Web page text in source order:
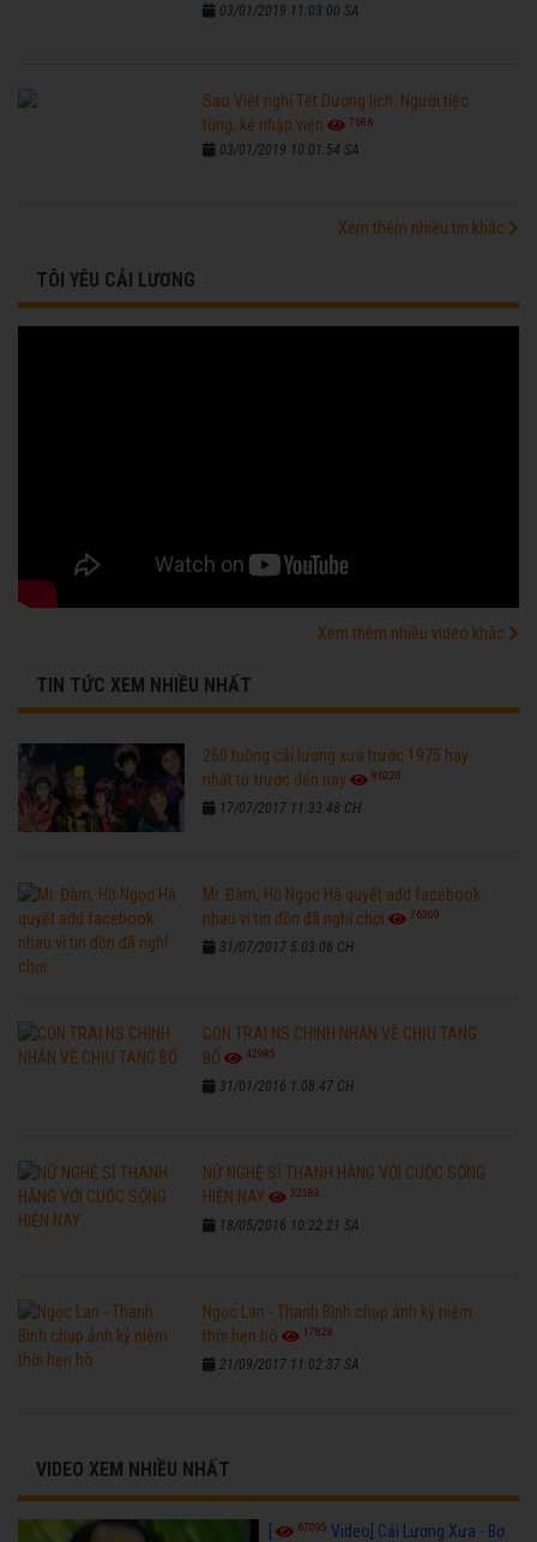
03/01/2019 11:03:00 SA
Sao Việt nghỉ Tết Dương lịch: Người tiệc
tùng, kẻ nhập viện
7686
03/01/2019 10:01:54 SA
Xem thêm nhiều tin khác
TÔI YÊU CẢI LƯƠNG
Xem thêm nhiều video khác
TIN TỨC XEM NHIỀU NHẤT
260 tuồng cải lương xưa trước 1975 hay
nhất từ trước đến nay
96220
17/07/2017 11:33:48 CH
Mr. Đàm, Hồ Ngọc Hà quyết add facebook
nhau vì tin đồn đã nghỉ chơi
76309
31/07/2017 5:03:06 CH
CON TRAI NS CHINH NHẪN VỀ CHỊU TANG
BỐ
42985
31/01/2016 1:08:47 CH
NỮ NGHỆ SĨ THANH HẰNG VỚI CUỘC SỐNG
HIỆN NAY
32583
18/05/2016 10:22:21 SA
Ngọc Lan - Thanh Bình chụp ảnh kỷ niệm
thời hẹn hò
17828
21/09/2017 11:02:37 SA
VIDEO XEM NHIỀU NHẤT
[ 67095 Video] Cải Lương Xưa - Bơ